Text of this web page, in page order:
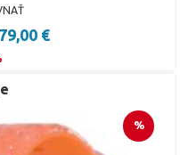
€
%